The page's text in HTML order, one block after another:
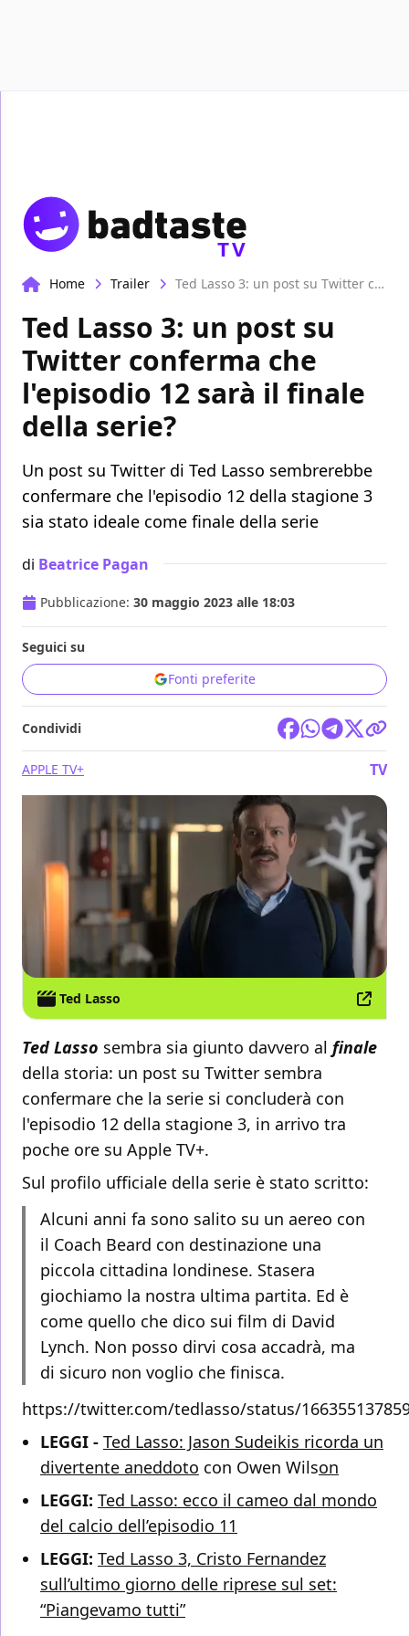
TV
Home Trailer Ted Lasso 3: un post su Twitter conferma che l'episodio 12 sarà il finale della serie?
Ted Lasso 3: un post su
Twitter conferma che
l'episodio 12 sarà il finale
della serie?
Un post su Twitter di Ted Lasso sembrerebbe
confermare che l'episodio 12 della stagione 3
sia stato ideale come finale della serie
di Beatrice Pagan
Pubblicazione: 30 maggio 2023 alle 18:03
Seguici su
Fonti preferite
Condividi
APPLE TV+ TV
Ted Lasso
Ted Lasso sembra sia giunto davvero al finale
della storia: un post su Twitter sembra
confermare che la serie si concluderà con
l'episodio 12 della stagione 3, in arrivo tra
poche ore su Apple TV+.
Sul profilo ufficiale della serie è stato scritto:
Alcuni anni fa sono salito su un aereo con
il Coach Beard con destinazione una
piccola cittadina londinese. Stasera
giochiamo la nostra ultima partita. Ed è
come quello che dico sui film di David
Lynch. Non posso dirvi cosa accadrà, ma
di sicuro non voglio che finisca.
https://twitter.com/tedlasso/status/
LEGGI - Ted Lasso: Jason Sudeikis ricorda un
divertente aneddoto con Owen Wilson
LEGGI: Ted Lasso: ecco il cameo dal mondo
del calcio dell’episodio 11
LEGGI: Ted Lasso 3, Cristo Fernandez
sull’ultimo giorno delle riprese sul set:
“Piangevamo tutti”